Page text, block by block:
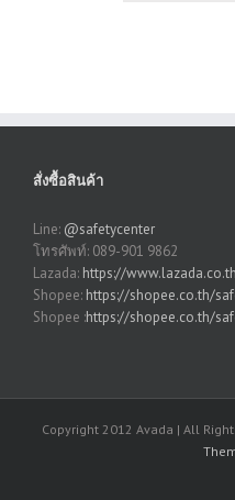
สั่งซื้อสินค้า
Line: @safetycenter
โทรศัพท์: 089-901 9862
Lazada: https://
Shopee: https://shopee.co.th/
Shopee :https://shopee.co.th/
Copyright 2012 Avada | All